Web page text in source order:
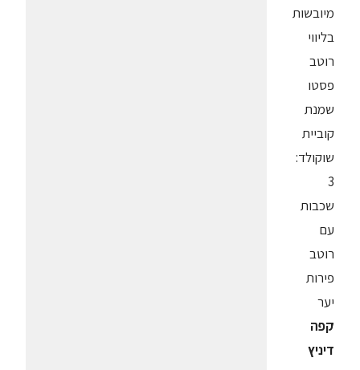
מיובשות
בליווי
רוטב
פסטו
שמנת
קוביית
שוקולד:
3
שכבות
עם
רוטב
פירות
יער
קפה
דיניץ